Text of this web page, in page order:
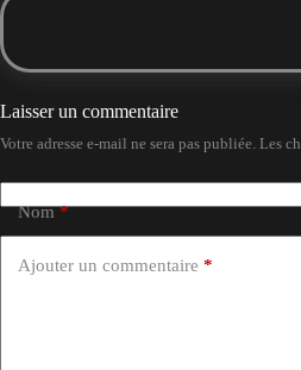
Laisser un commentaire
Votre adresse e-mail ne sera pas publiée. Les
Nom*
Ajouter un commentaire *